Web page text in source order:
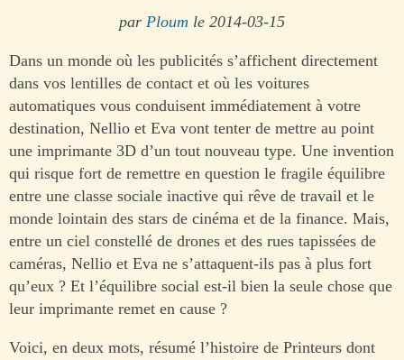
par Ploum le 2014-03-15
Dans un monde où les publicités s’affichent directement
dans vos lentilles de contact et où les voitures
automatiques vous conduisent immédiatement à votre
destination, Nellio et Eva vont tenter de mettre au point
une imprimante 3D d’un tout nouveau type. Une invention
qui risque fort de remettre en question le fragile équilibre
entre une classe sociale inactive qui rêve de travail et le
monde lointain des stars de cinéma et de la finance. Mais,
entre un ciel constellé de drones et des rues tapissées de
caméras, Nellio et Eva ne s’attaquent-ils pas à plus fort
qu’eux ? Et l’équilibre social est-il bien la seule chose que
leur imprimante remet en cause ?
Voici, en deux mots, résumé l’histoire de Printeurs dont